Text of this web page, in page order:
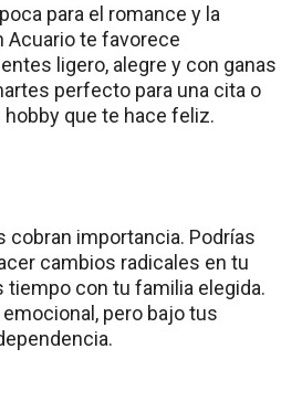
para el romance y la
Acuario te favorece
ligero, alegre y con ganas
perfecto para una cita o
que te hace feliz.
cobran importancia. Podrías
cambios radicales en tu
tiempo con tu familia elegida.
pero bajo tus